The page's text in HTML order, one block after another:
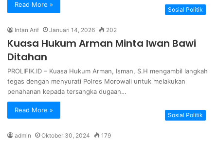
Read More »
Sosial Politik
Intan Arif Januari 14, 2026 202
Kuasa Hukum Arman Minta Iwan Bawi
Ditahan
PROLIFIK.ID – Kuasa Hukum Arman, Isman, S.H mengambil langkah
tegas dengan menyurati Polres Morowali untuk melakukan
penahanan kepada tersangka dugaan…
Read More »
Sosial Politik
admin Oktober 30, 2024 179